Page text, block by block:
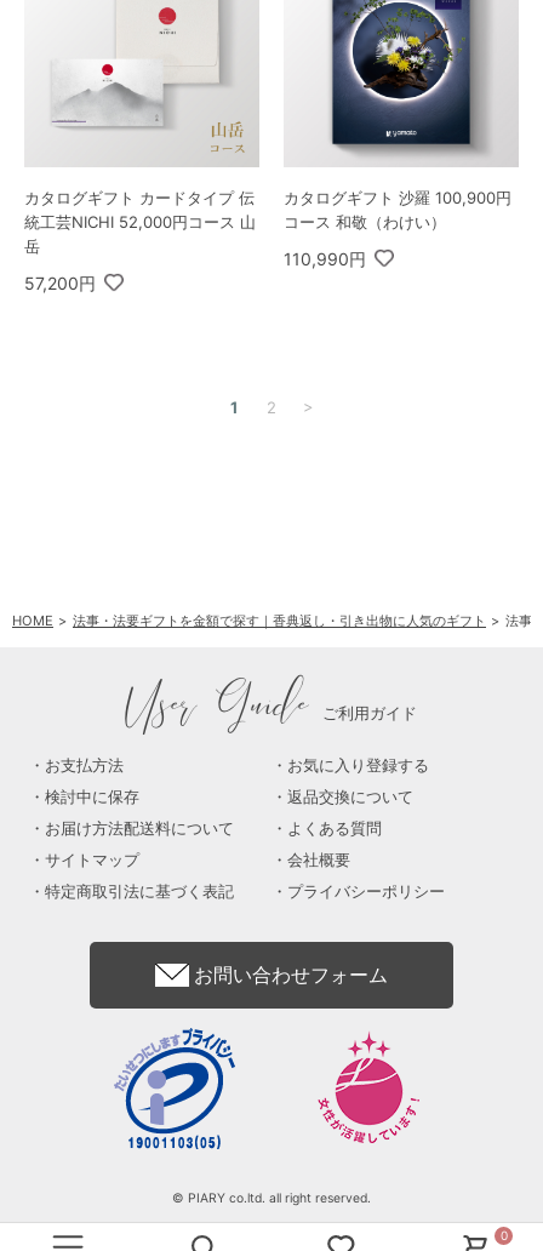
0
カタログギフト カードタイプ 伝
統工芸NICHI 52,000円コース 山
岳
57,200円
カタログギフト 沙羅 100,900円
コース 和敬（わけい）
110,990円
1 2 >
HOME 法事・法要ギフトを金額で探す｜香典返し・引き出物に人気のギフト 法事
User Guide ご利用ガイド
お支払方法
お気に入り登録する
検討中に保存
返品交換について
お届け方法配送料について
よくある質問
サイトマップ
会社概要
特定商取引法に基づく表記
プライバシーポリシー
お問い合わせフォーム
© PIARY co.ltd. all right reserved.